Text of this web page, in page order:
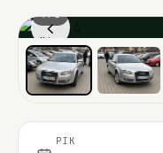
‹
1 / 6
Ціна в місяць
РІК